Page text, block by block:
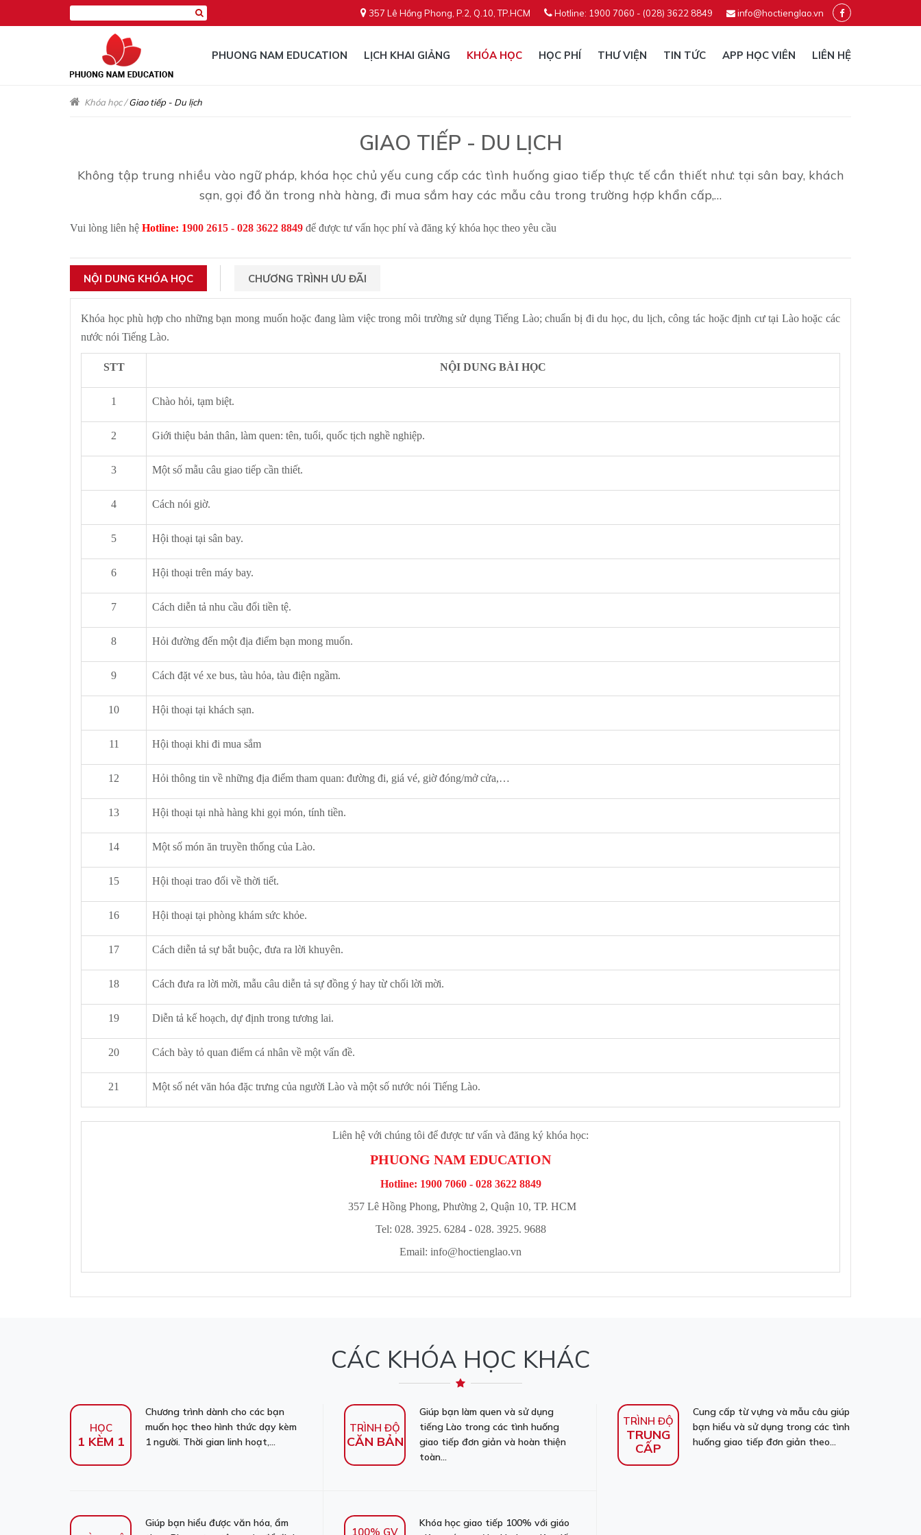
357 Lê Hồng Phong, P.2, Q.10, TP.HCM Hotline: 1900 7060 - (028) 3622 8849 info@hoctienglao.vn
PHUONG NAM EDUCATION LỊCH KHAI GIẢNG KHÓA HỌC HỌC PHÍ THƯ VIỆN TIN TỨC APP HỌC VIÊN LIÊN HỆ
Khóa học/Giao tiếp - Du lịch
GIAO TIẾP - DU LỊCH
Không tập trung nhiều vào ngữ pháp, khóa học chủ yếu cung cấp các tình huống giao tiếp thực tế cần thiết như: tại sân bay, khách
sạn, gọi đồ ăn trong nhà hàng, đi mua sắm hay các mẫu câu trong trường hợp khẩn cấp,…
Vui lòng liên hệ Hotline: 1900 2615 - 028 3622 8849 để được tư vấn học phí và đăng ký khóa học theo yêu cầu
NỘI DUNG KHÓA HỌC CHƯƠNG TRÌNH ƯU ĐÃI
Khóa học phù hợp cho những bạn mong muốn hoặc đang làm việc trong môi trường sử dụng Tiếng Lào; chuẩn bị đi du học, du lịch, công tác hoặc định cư tại Lào hoặc các
nước nói Tiếng Lào.
STT NỘI DUNG BÀI HỌC
1 Chào hỏi, tạm biệt.
2 Giới thiệu bản thân, làm quen: tên, tuổi, quốc tịch nghề nghiệp.
3 Một số mẫu câu giao tiếp cần thiết.
4 Cách nói giờ.
5 Hội thoại tại sân bay.
6 Hội thoại trên máy bay.
7 Cách diễn tả nhu cầu đổi tiền tệ.
8 Hỏi đường đến một địa điểm bạn mong muốn.
9 Cách đặt vé xe bus, tàu hỏa, tàu điện ngầm.
10 Hội thoại tại khách sạn.
11 Hội thoại khi đi mua sắm
12 Hỏi thông tin về những địa điểm tham quan: đường đi, giá vé, giờ đóng/mở cửa,…
13 Hội thoại tại nhà hàng khi gọi món, tính tiền.
14 Một số món ăn truyền thống của Lào.
15 Hội thoại trao đổi về thời tiết.
16 Hội thoại tại phòng khám sức khỏe.
17 Cách diễn tả sự bắt buộc, đưa ra lời khuyên.
18 Cách đưa ra lời mời, mẫu câu diễn tả sự đồng ý hay từ chối lời mời.
19 Diễn tả kế hoạch, dự định trong tương lai.
20 Cách bày tỏ quan điểm cá nhân về một vấn đề.
21 Một số nét văn hóa đặc trưng của người Lào và một số nước nói Tiếng Lào.
Liên hệ với chúng tôi để được tư vấn và đăng ký khóa học:
PHUONG NAM EDUCATION
Hotline: 1900 7060 - 028 3622 8849
357 Lê Hồng Phong, Phường 2, Quận 10, TP. HCM
Tel: 028. 3925. 6284 - 028. 3925. 9688
Email: info@hoctienglao.vn
CÁC KHÓA HỌC KHÁC
HỌC
1 KÈM 1
Chương trình dành cho các bạn
muốn học theo hình thức dạy kèm
1 người. Thời gian linh hoạt,...
TRÌNH ĐỘ
CĂN BẢN
Giúp bạn làm quen và sử dụng
tiếng Lào trong các tình huống
giao tiếp đơn giản và hoàn thiện
toàn...
TRÌNH ĐỘ
TRUNG
CẤP
Cung cấp từ vựng và mẫu câu giúp
bạn hiểu và sử dụng trong các tình
huống giao tiếp đơn giản theo...
Giúp bạn hiểu được văn hóa, ẩm
100% GV
Khóa học giao tiếp 100% với giáo